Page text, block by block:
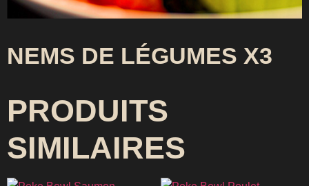
NEMS DE LÉGUMES X3
PRODUITS
SIMILAIRES